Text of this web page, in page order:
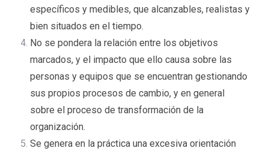
específicos y medibles, que alcanzables, realistas y
bien situados en el tiempo.
No se pondera la relación entre los objetivos
marcados, y el impacto que ello causa sobre las
personas y equipos que se encuentran gestionando
sus propios procesos de cambio, y en general
sobre el proceso de transformación de la
organización.
Se genera en la práctica una excesiva orientación